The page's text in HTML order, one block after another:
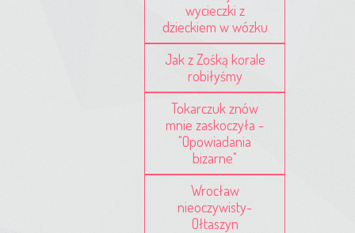
wycieczki z
dzieckiem w wózku
Jak z Zośką korale
robiłyśmy
Tokarczuk znów
mnie zaskoczyła -
"Opowiadania
bizarne"
Wrocław
nieoczywisty-
Ołtaszyn